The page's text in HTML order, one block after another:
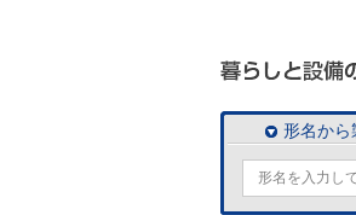
形名から